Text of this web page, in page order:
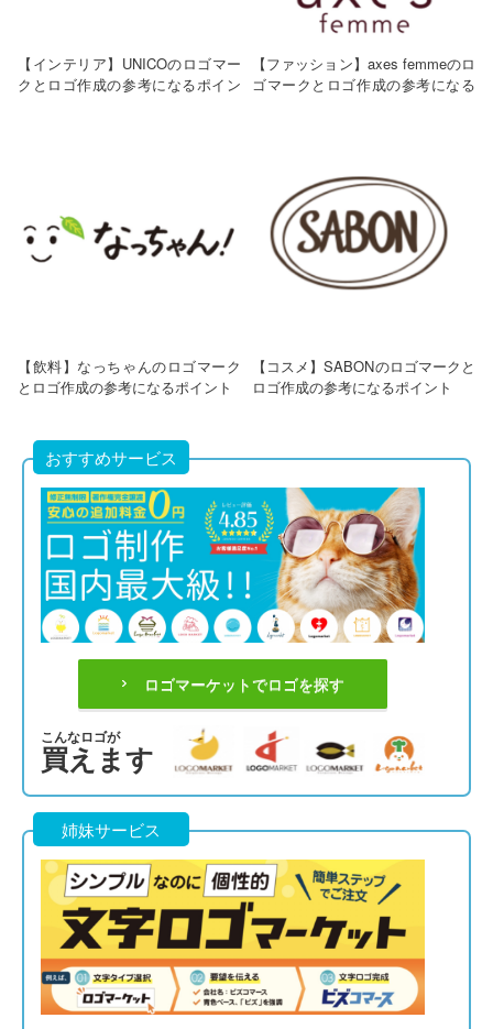
【インテリア】UNICOのロゴマー
クとロゴ作成の参考になるポイン
【ファッション】axes femmeのロ
ゴマークとロゴ作成の参考になる
【飲料】なっちゃんのロゴマーク
とロゴ作成の参考になるポイント
【コスメ】SABONのロゴマークと
ロゴ作成の参考になるポイント
おすすめサービス
ロゴマーケットでロゴを探す
こんなロゴが
買えます
姉妹サービス